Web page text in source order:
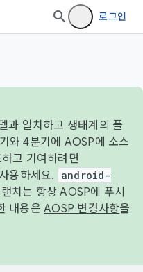
로그인
과 일치하고 생태계의 플
와 4분기에 AOSP에 소스
고 기여하려면
용하세요.
android-
치는 항상 AOSP에 푸시
내용은 AOSP 변경사항을